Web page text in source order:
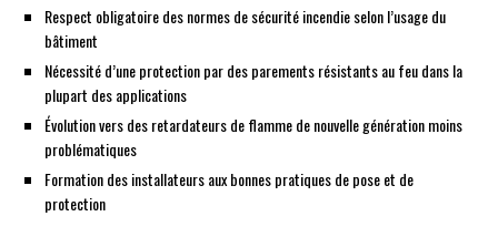
Respect obligatoire des normes de sécurité incendie selon l’usage du
bâtiment
Nécessité d’une protection par des parements résistants au feu dans la
plupart des applications
Évolution vers des retardateurs de flamme de nouvelle génération moins
problématiques
Formation des installateurs aux bonnes pratiques de pose et de
protection